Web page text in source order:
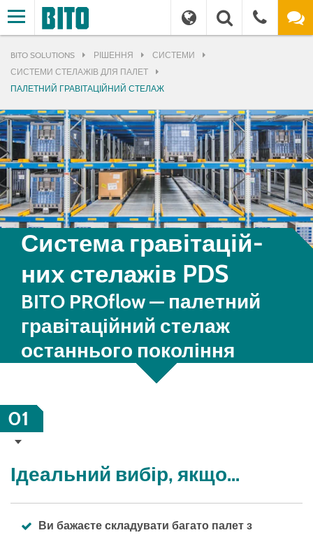
BITO SOLUTIONS РІШЕННЯ
СИСТЕМИ
СИСТЕМИ СТЕЛАЖІВ ДЛЯ ПАЛЕТ
ПАЛЕТНИЙ ГРАВІТАЦІЙНИЙ СТЕЛАЖ
Система гра­ві­та­цій­
них стелажів PDS
BITO PROflow — палетний
гравітаційний стелаж
останнього покоління
01
Ідеальний вибір, якщо...
Ви бажаєте складувати багато палет з